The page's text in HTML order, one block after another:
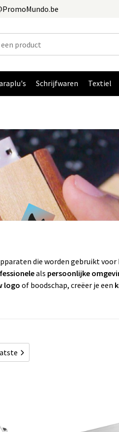
Schrijfwaren Textiel
die worden gebruikt
als persoonlijke
logoof boodschap, creëer je een